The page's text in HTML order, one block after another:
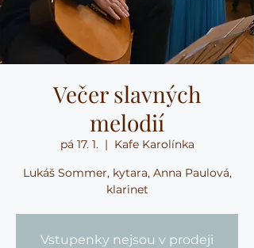
Večer slavných
melodií
pá 17. 1.
  |
Kafe Karolínka
Lukáš Sommer, kytara, Anna Paulová,
klarinet
Vstupenky nejsou v prodeji